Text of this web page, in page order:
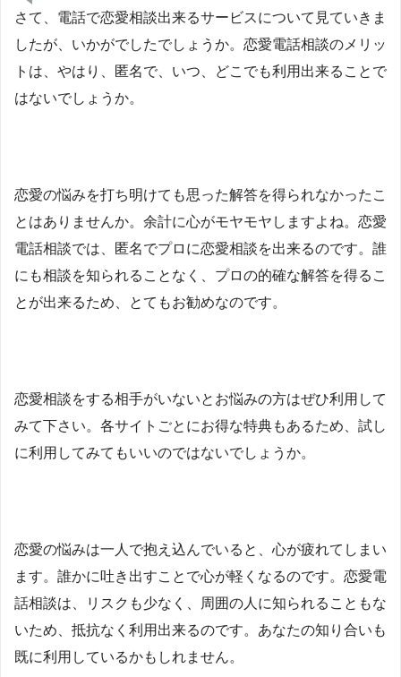
さて、電話で恋愛相談出来るサービスについて見ていきま
したが、いかがでしたでしょうか。恋愛電話相談のメリッ
トは、やはり、匿名で、いつ、どこでも利用出来ることで
はないでしょうか。
恋愛の悩みを打ち明けても思った解答を得られなかったこ
とはありませんか。余計に心がモヤモヤしますよね。恋愛
電話相談では、匿名でプロに恋愛相談を出来るのです。誰
にも相談を知られることなく、プロの的確な解答を得るこ
とが出来るため、とてもお勧めなのです。
恋愛相談をする相手がいないとお悩みの方はぜひ利用して
みて下さい。各サイトごとにお得な特典もあるため、試し
に利用してみてもいいのではないでしょうか。
恋愛の悩みは一人で抱え込んでいると、心が疲れてしまい
ます。誰かに吐き出すことで心が軽くなるのです。恋愛電
話相談は、リスクも少なく、周囲の人に知られることもな
いため、抵抗なく利用出来るのです。あなたの知り合いも
既に利用しているかもしれません。